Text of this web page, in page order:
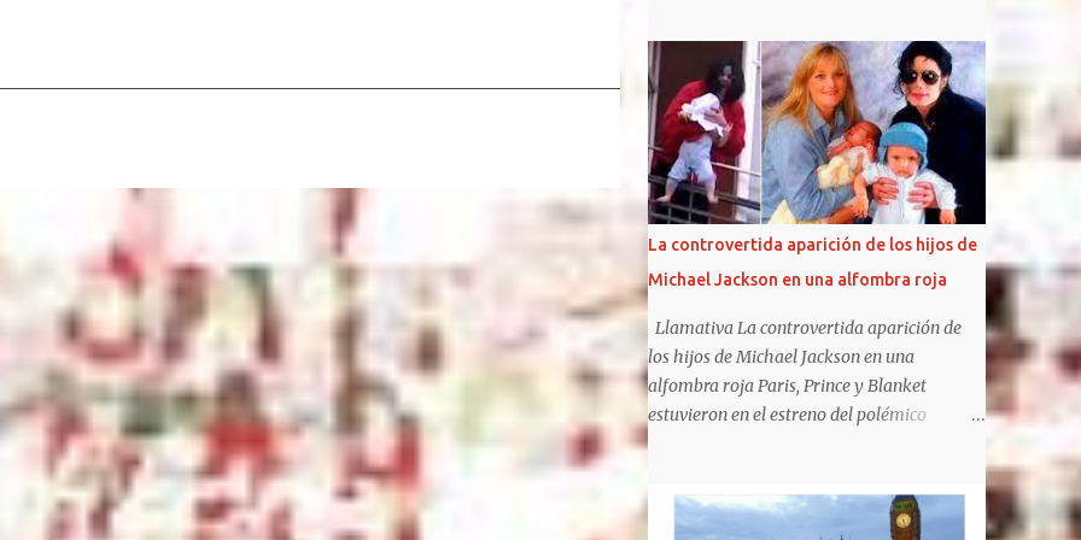
elementos en sus trabajos posteriores.
https://www.clarin.com/espectaculos/music
a/internaciones-charly-garcia-reflejaron-
discos_0_UF5QsSfPYS.html Sergio Marchi
Hay cuentas que son imposibles de cerrar,
sobre todo en materia musical. Se pueden
conocer o predecir algunos rasgos de las
personas según su historia clínica o su
estado anímico. En cambio, combinar una
historia clínica con un resultado artístico es
algo más riesgoso . Cuando un músico sufre
una crisis de índole médica que requiere
internación, no necesariamente eso
repercute en su salud artística, para bien o
correlación entre grados excesivos de
intoxicación alcohólica o química sostenidos
La controvertida aparición de los hijos de
Michael Jackson en una alfombra roja
Llamativa La controvertida aparición de
los hijos de Michael Jackson en una
alfombra roja Paris, Prince y Blanket
estuvieron en el estreno del polémico
musical sobre su padre, The Michael
Jackson no suelen ser fotografiados juntos y,
además, mantienen diferentes posturas con